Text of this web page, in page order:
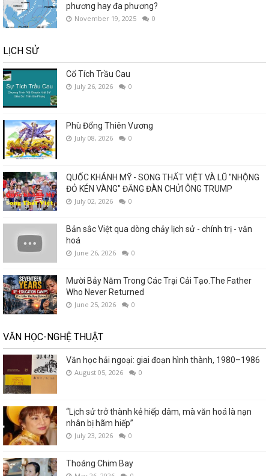
phương hay đa phương?
November 19, 2025 0
LỊCH SỬ
Cổ Tích Trầu Cau
July 26, 2026 0
Phù Đổng Thiên Vương
July 08, 2026 0
QUỐC KHÁNH MỸ - SONG THẤT VIỆT VÀ LŨ "NHỘNG
ĐỎ KÉN VÀNG" ĐĂNG ĐÀN CHỬI ÔNG TRUMP
July 02, 2026 0
Bản sắc Việt qua dòng chảy lịch sử - chính trị - văn
hoá
June 26, 2026 0
Mười Bảy Năm Trong Các Trại Cải Tạo.The Father
Who Never Returned
June 25, 2026 0
VĂN HỌC-NGHỆ THUẬT
Văn học hải ngoại: giai đoạn hình thành, 1980–1986
August 05, 2026 0
“Lịch sử trở thành kẻ hiếp dâm, mà văn hoá là nạn
nhân bị hãm hiếp”
July 23, 2026 0
Thoáng Chim Bay